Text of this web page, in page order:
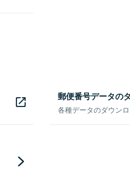
郵便番号データの
各種データのダウン